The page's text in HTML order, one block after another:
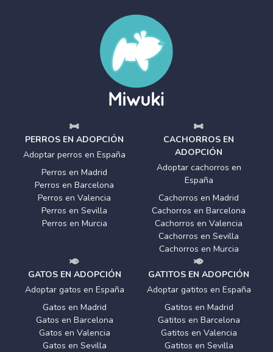
PERROS EN ADOPCIÓN
Adoptar perros en España
Perros en Madrid
Perros en Barcelona
Perros en Valencia
Perros en Sevilla
Perros en Murcia
CACHORROS EN
ADOPCIÓN
Adoptar cachorros en
España
Cachorros en Madrid
Cachorros en Barcelona
Cachorros en Valencia
Cachorros en Sevilla
Cachorros en Murcia
GATOS EN ADOPCIÓN
Adoptar gatos en España
Gatos en Madrid
Gatos en Barcelona
Gatos en Valencia
Gatos en Sevilla
GATITOS EN ADOPCIÓN
Adoptar gatitos en España
Gatitos en Madrid
Gatitos en Barcelona
Gatitos en Valencia
Gatitos en Sevilla